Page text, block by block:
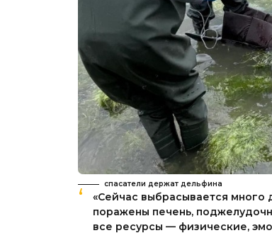
спасатели держат дельфина
«Сейчас выбрасывается много
поражены печень,
все ресурсы — физические,